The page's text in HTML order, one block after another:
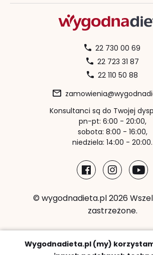
22 730 00 69
22 723 31 87
22 110 50 88
Konsultanci są do Twojej
pn-pt: 6:00 - 20:00,
sobota: 8:00 - 16:00,
niedziela: 14:00 - 20:00.
© wygodnadieta.pl 2026
zastrzeżone.
Metody płatności:
Wygodnadieta.pl (my)